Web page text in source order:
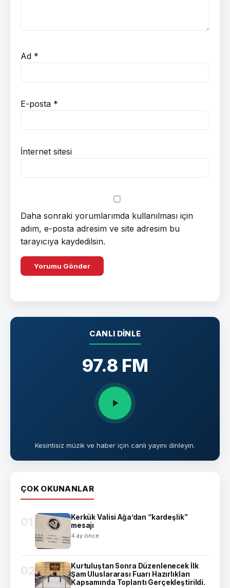
Ad *
E-posta *
İnternet sitesi
Daha sonraki yorumlarımda kullanılması için
adım, e-posta adresim ve site adresim bu
tarayıcıya kaydedilsin.
CANLI DINLE
97.8 FM
Kesintisiz müzik ve haber için canlı yayını dinleyin.
ÇOK OKUNANLAR
01
Kerkük Valisi Ağa’dan “kardeşlik”
mesajı
4 ay önce
02
Kurtuluştan Sonra Düzenlenecek İlk
Şam Uluslararası Fuarı Hazırlıkları
Kapsamında Toplantı Gerçekleştirildi.